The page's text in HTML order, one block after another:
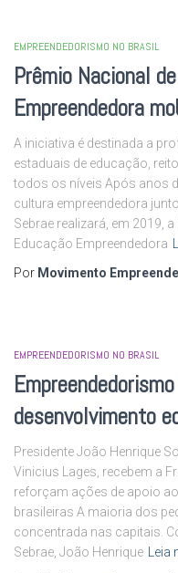
EMPREENDEDORISMO NO BRASIL
Prêmio Nacional
Empreendedora
A iniciativa é destinada a
estaduais de educação,
todos os níveis Após anos
cultura empreendedora
Sebrae realizará, em 2019,
Educação Empreendedora
Por Movimento
EMPREENDEDORISMO NO BRASIL
desenvolvimento
Presidente João Henrique
Vinicius Lages, recebem a
reforçam ações de apoio
brasileiras A maioria dos
concentrada nas capitais.
Sebrae, João Henrique
Leia